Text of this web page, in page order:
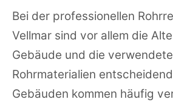
Bei der professionellen
Vellmar sind vor allem die
Gebäude und die
Rohrmaterialien
Gebäuden kommen häufig